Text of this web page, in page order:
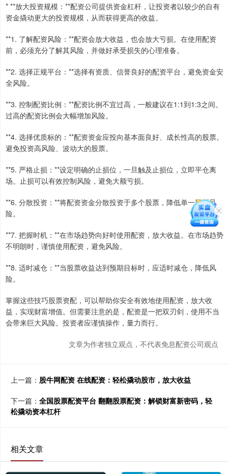
* **放大投资规模：**配资公司提供资金杠杆，让投资者以较少的自有
资金撬动更大的投资规模，从而获得更高的收益。
**1. 了解配资风险：**配资会放大收益，也会放大亏损。在使用配资
前，必须充分了解其风险，并做好承受损失的心理准备。
**2. 选择正规平台：**选择有资质、信誉良好的配资平台，避免资金安
全风险。
**3. 控制配资比例：**配资比例不宜过高，一般建议在1:1到1:3之间。
过高的配资比例会大幅增加风险。
**4. 选择优质标的：**配资资金应投向基本面良好、成长性高的股票。
避免投资高风险、波动大的股票。
**5. 严格止损：**设定明确的止损位，一旦触及止损位，立即平仓离
场。止损可以有效控制风险，避免大额亏损。
**6. 分散投资：**将配资资金分散投资于多个股票，降低单一股票风
险。
**7. 把握时机：**在市场趋势向好时使用配资，放大收益。在市场趋势
不明朗时，谨慎使用配资，避免风险。
**8. 适时减仓：**当股票收益达到预期目标时，应适时减仓，降低风
险。
掌握这些技巧股票资配，可以帮助你安全有效地使用配资，放大收
益，实现财富增值。但需要注意的是，配资是一把双刃剑，使用不当
会带来巨大风险。投资者应谨慎操作，量力而行。
文章为作者独立观点，不代表免息配资公司观点
上一篇： 股牛网配资 在线配资：轻松撬动股市，放大收益
下一篇： 全国股票配资平台 翻翻股票配资：解锁财富新密码，轻
松撬动资本杠杆
相关文章